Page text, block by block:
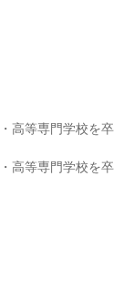
高等専門学校を卒
高等専門学校を卒